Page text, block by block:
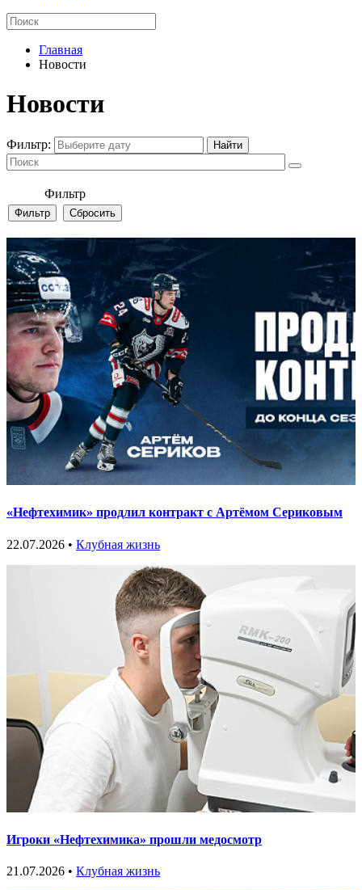
Главная
Новости
Новости
Фильтр:
Фильтр
«Нефтехимик» продлил контракт с Артёмом Сериковым
22.07.2026 • Клубная жизнь
Игроки «Нефтехимика» прошли медосмотр
21.07.2026 • Клубная жизнь